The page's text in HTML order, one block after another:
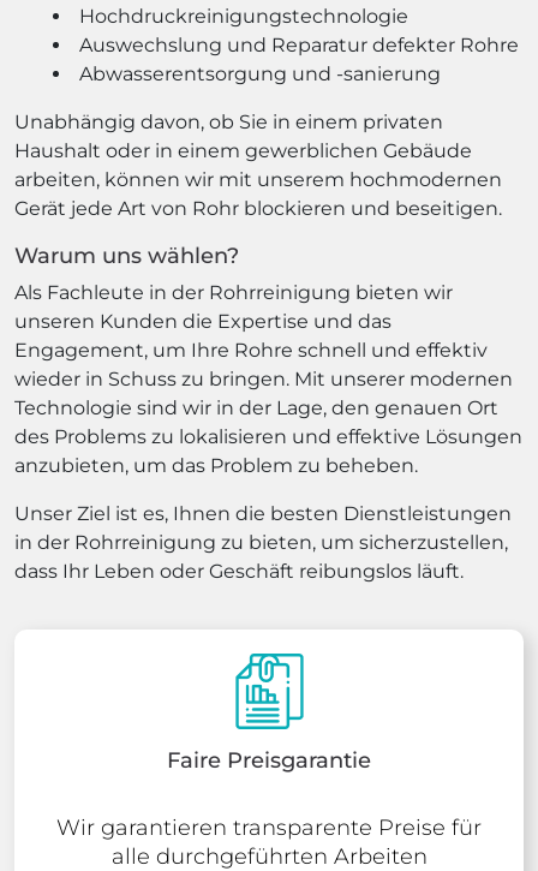
Hochdruckreinigungstechnologie
Auswechslung und Reparatur defekter Rohre
Abwasserentsorgung und -sanierung
Unabhängig davon, ob Sie in einem privaten
Haushalt oder in einem gewerblichen Gebäude
arbeiten, können wir mit unserem hochmodernen
Gerät jede Art von Rohr blockieren und beseitigen.
Warum uns wählen?
Als Fachleute in der Rohrreinigung bieten wir
unseren Kunden die Expertise und das
Engagement, um Ihre Rohre schnell und effektiv
wieder in Schuss zu bringen. Mit unserer modernen
Technologie sind wir in der Lage, den genauen Ort
des Problems zu lokalisieren und effektive Lösungen
anzubieten, um das Problem zu beheben.
Unser Ziel ist es, Ihnen die besten Dienstleistungen
in der Rohrreinigung zu bieten, um sicherzustellen,
dass Ihr Leben oder Geschäft reibungslos läuft.
Faire Preisgarantie
Wir garantieren transparente Preise für
alle durchgeführten Arbeiten